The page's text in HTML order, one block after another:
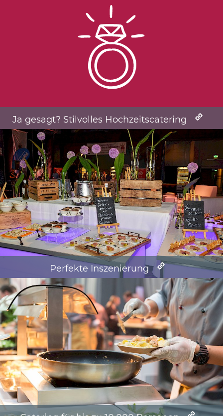
Ja gesagt? Stilvolles Hochzeitscatering
Perfekte Inszenierung